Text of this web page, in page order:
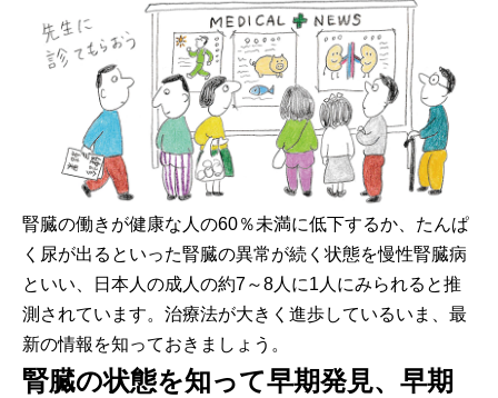
腎臓の働きが健康な人の60％未満に低下するか、たんぱ
く尿が出るといった腎臓の異常が続く状態を慢性腎臓病
といい、日本人の成人の約7～8人に1人にみられると推
測されています。治療法が大きく進歩しているいま、最
新の情報を知っておきましょう。
腎臓の状態を知って早期発見、早期